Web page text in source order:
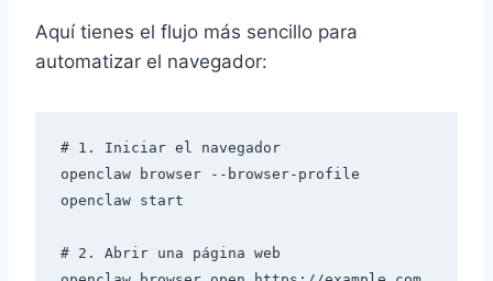
Aquí tienes el flujo más sencillo para
automatizar el navegador:
# 1. Iniciar el navegador
openclaw browser --browser-profile
openclaw start
# 2. Abrir una página web